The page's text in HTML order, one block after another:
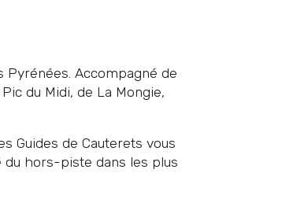
Accompagné de
du Midi, de La Mongie,
Guides de Cauterets vous
hors-piste dans les plus